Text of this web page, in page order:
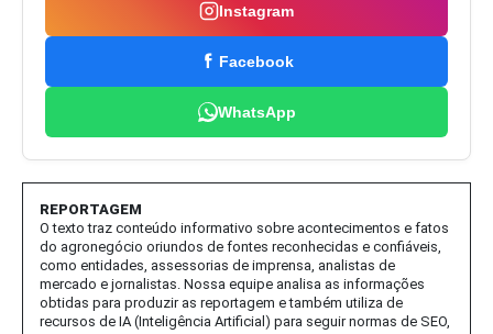
Instagram
Facebook
WhatsApp
REPORTAGEM
O texto traz conteúdo informativo sobre acontecimentos e fatos
do agronegócio oriundos de fontes reconhecidas e confiáveis,
como entidades, assessorias de imprensa, analistas de
mercado e jornalistas. Nossa equipe analisa as informações
obtidas para produzir as reportagem e também utiliza de
recursos de IA (Inteligência Artificial) para seguir normas de SEO,